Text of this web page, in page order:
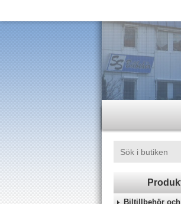
Biltillbehör och